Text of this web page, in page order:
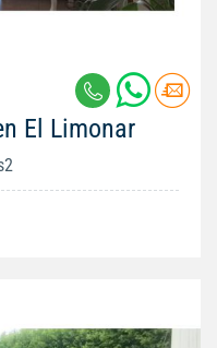
El Limonar